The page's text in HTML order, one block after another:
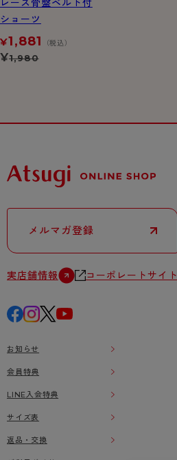
レース骨盤ベルト付
ショーツ
¥1,881 （税込）
¥1,980
メルマガ登録
実店舗情報 コーポレートサイト
お知らせ
会員特典
LINE入会特典
サイズ表
返品・交換